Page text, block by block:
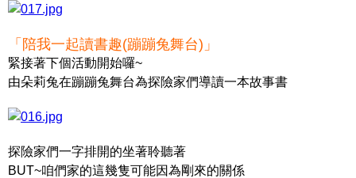
「陪我一起讀書趣(蹦蹦兔舞台)」
緊接著下個活動開始囉~
由朵莉兔在蹦蹦兔舞台為探險家們導讀一本故事書
探險家們一字排開的坐著聆聽著
BUT~咱們家的這幾隻可能因為剛來的關係